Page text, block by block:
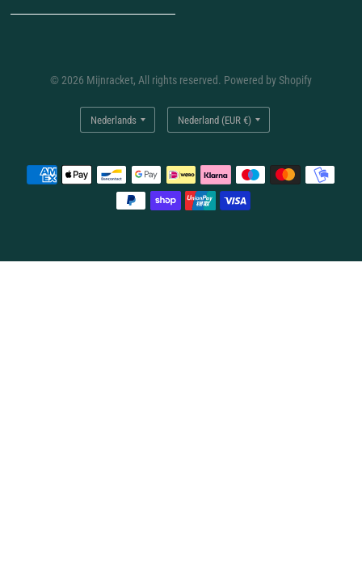
© 2026 Mijnracket, All rights reserved. Powered by Shopify
Land/regio
bijwerken
Land/regio
bijwerken